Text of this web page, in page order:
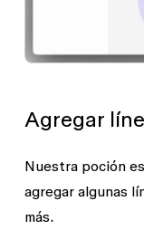
Agregar
Nuestra poción
agregar algunas
más.